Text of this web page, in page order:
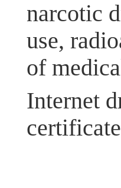
narcotic
use,
of
Internet